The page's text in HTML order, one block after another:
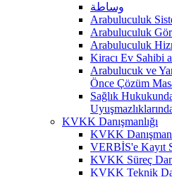
وساطة
Arabuluculuk
Arabuluculuk
Arabuluculuk
Kiracı Ev Sahibi
Arabulucuk ve
Önce Çözüm
Sağlık
KVKK Danışmanlığı
KVKK
VERBİS'e Kayıt
KVKK Süreç
KVKK Teknik